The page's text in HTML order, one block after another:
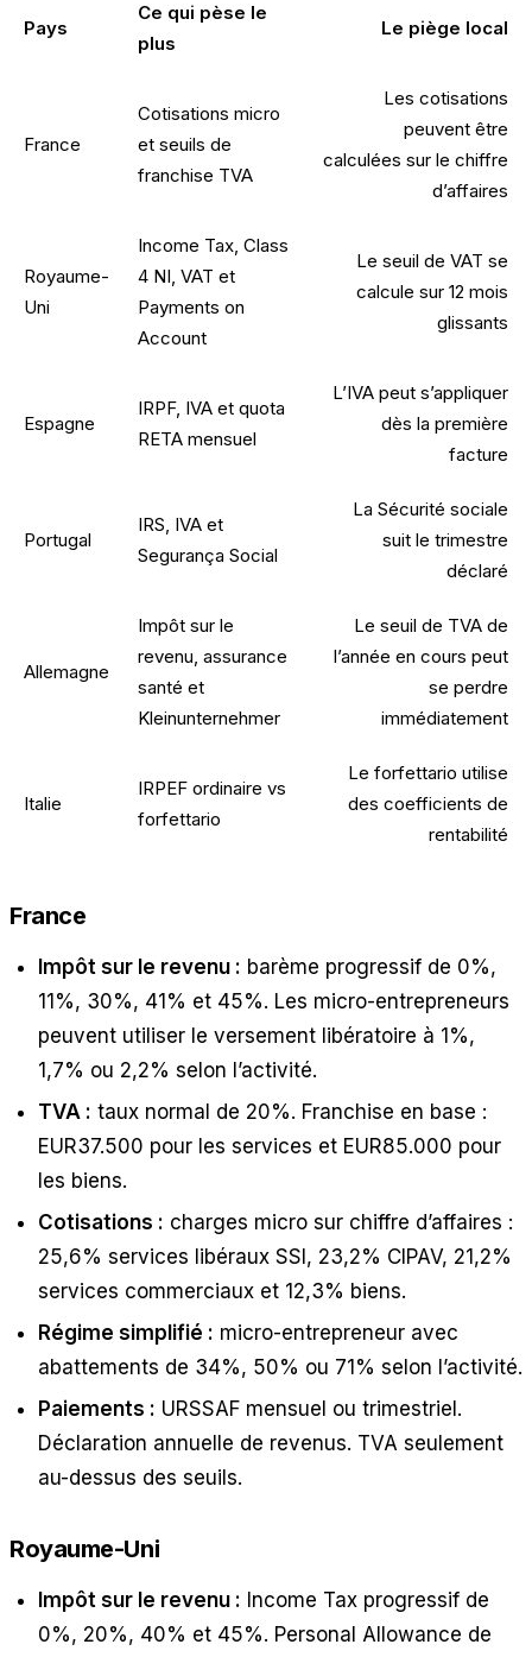
Pays
Ce qui pèse le
plus
Le piège local
France
Cotisations micro
et seuils de
franchise TVA
Les cotisations
peuvent être
calculées sur le chiffre
d’affaires
Royaume-
Uni
Income Tax, Class
4 NI, VAT et
Payments on
Account
Le seuil de VAT se
calcule sur 12 mois
glissants
Espagne
IRPF, IVA et quota
RETA mensuel
L’IVA peut s’appliquer
dès la première
facture
Portugal
IRS, IVA et
Segurança Social
La Sécurité sociale
suit le trimestre
déclaré
Allemagne
Impôt sur le
revenu, assurance
santé et
Kleinunternehmer
Le seuil de TVA de
l’année en cours peut
se perdre
immédiatement
Italie
IRPEF ordinaire vs
forfettario
Le forfettario utilise
des coefficients de
rentabilité
France
Impôt sur le revenu : barème progressif de 0%,
11%, 30%, 41% et 45%. Les micro-entrepreneurs
peuvent utiliser le versement libératoire à 1%,
1,7% ou 2,2% selon l’activité.
TVA : taux normal de 20%. Franchise en base :
EUR37.500 pour les services et EUR85.000 pour
les biens.
Cotisations : charges micro sur chiffre d’affaires :
25,6% services libéraux SSI, 23,2% CIPAV, 21,2%
services commerciaux et 12,3% biens.
Régime simplifié : micro-entrepreneur avec
abattements de 34%, 50% ou 71% selon l’activité.
Paiements : URSSAF mensuel ou trimestriel.
Déclaration annuelle de revenus. TVA seulement
au-dessus des seuils.
Royaume-Uni
Impôt sur le revenu : Income Tax progressif de
0%, 20%, 40% et 45%. Personal Allowance de